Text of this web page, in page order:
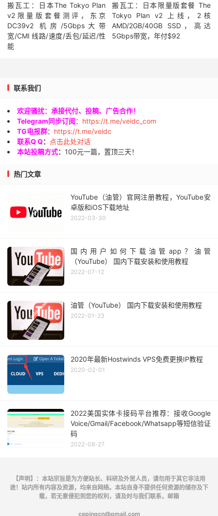
搬瓦工：日本The Tokyo Plan
v2限量版套餐测评，东京
DC39v2 机房/5Gbps大带
宽/CMI 线路/速度/丢包/延迟/性
能
搬瓦工：日本限量版套餐 The
Tokyo Plan v2 上线，2核
AMD/2GB/40GB SSD，高达
5Gbps带宽，年付$92
联系我们
欢迎骚扰：承接代付、投稿、广告合作！
Telegram同步订阅： https://t.me/veidc_com
TG电报群： https://t.me/veidc
联系Q Q：
点击此处对话
本站投稿方式： 100元一篇，置顶三天！
热门文章
YouTube（油管）官网注册教程，YouTube安
卓版和iOS下载地址
2022-03-30
国内用户如何下载油管app？油管
（YouTube） 国内下载安装和使用教程
2022-07-12
油管（YouTube） 国内下载安装和使用教程
2022-01-23
2020年最新Hostwinds VPS免费更换IP教程
2020-02-01
2022美国实体卡接码平台推荐：接收Google
Voice/Gmail/Facebook/Whatsapp等短信验证
码
2022-08-27
【声明】：本站宗旨是为方便站长、科研及外贸人员，请勿用于其它非法用
途！站内所有内容及资源，均来自网络。本站自身不提供任何资源的储存及下
载，若无意侵犯到您的权利，请及时与我们联系，邮箱
cepingcn@gmail.com